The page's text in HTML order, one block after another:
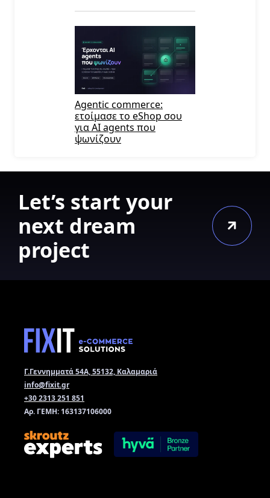
Agentic commerce:
ετοίμασε το eShop σου
για AI agents που
ψωνίζουν
Let’s start your
next dream
project
Γ.Γεννημματά 54Α, 55132, Καλαμαριά
info@fixit.gr
+30 2313 251 851
Αρ. ΓΕΜΗ: 163137106000